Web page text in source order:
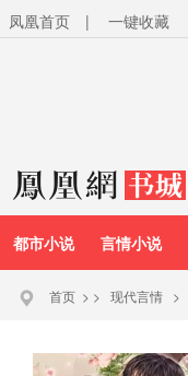
凤凰首页 | 一键收藏
都市小说 言情小说
首页 > > 现代言情 >